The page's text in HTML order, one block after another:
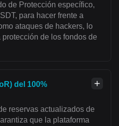
de Protección específico,
para hacer frente a
ataques de hackers, lo
de los fondos de
del 100%
reservas actualizados de
que la plataforma